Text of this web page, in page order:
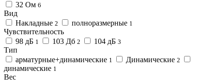
32 Ом 6
Вид
Накладные 2 полноразмерные 1
Чувствительность
98 дБ 1 103 Дб 2 104 дБ 3
Тип
арматурные+динамические 1 Динамические 2
динамические 1
Вес